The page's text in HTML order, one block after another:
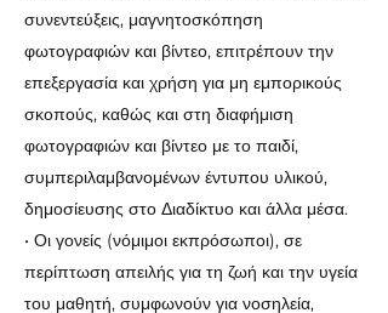
συνεντεύξεις, μαγνητοσκόπηση
φωτογραφιών και βίντεο, επιτρέπουν την
επεξεργασία και χρήση για μη εμπορικούς
σκοπούς, καθώς και στη διαφήμιση
φωτογραφιών και βίντεο με το παιδί,
συμπεριλαμβανομένων έντυπου υλικού,
δημοσίευσης στο Διαδίκτυο και άλλα μέσα.
• Οι γονείς (νόμιμοι εκπρόσωποι), σε
περίπτωση απειλής για τη ζωή και την υγεία
του μαθητή, συμφωνούν για νοσηλεία,